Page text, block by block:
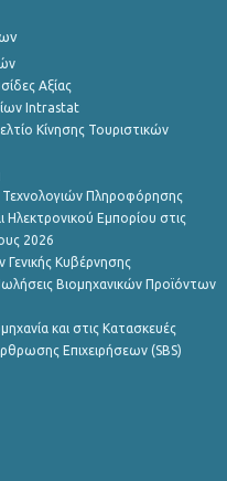
Αξίας
Intrastat
Κίνησης Τουριστικών
Πληροφόρησης
Ηλεκτρονικού Εμπορίου στις
2026
Κυβέρνησης
Βιομηχανικών Προϊόντων
και στις Κατασκευές
Επιχειρήσεων (SBS)